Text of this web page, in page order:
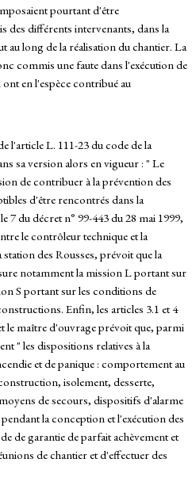
pourtant d'être
des différents intervenants, dans la
au long de la réalisation du chantier. La
commis une faute dans l'exécution de
en l'espèce contribué au
l'article L. 111-23 du code de la
sa version alors en vigueur : " Le
de contribuer à la prévention des
d'être rencontrés dans la
7 du décret n° 99-443 du 28 mai 1999,
le contrôleur technique et la
des Rousses, prévoit que la
notamment la mission L portant sur
S portant sur les conditions de
Enfin, les articles 3.1 et 4
le maître d'ouvrage prévoit que, parmi
" les dispositions relatives à la
et de panique : comportement au
isolement, desserte,
de secours, dispositifs d'alarme
la conception et l'exécution des
de garantie de parfait achèvement et
de chantier et d'effectuer des